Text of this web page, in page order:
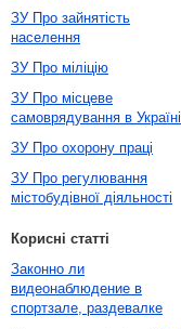
ЗУ Про зайнятість
населення
ЗУ Про міліцію
ЗУ Про місцеве
самоврядування в Україні
ЗУ Про охорону праці
ЗУ Про регулювання
містобудівної діяльності
Корисні статті
Законно ли
видеонаблюдение в
спортзале, раздевалке